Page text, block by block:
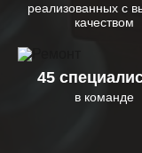
реализованных с
качеством
45
в команде